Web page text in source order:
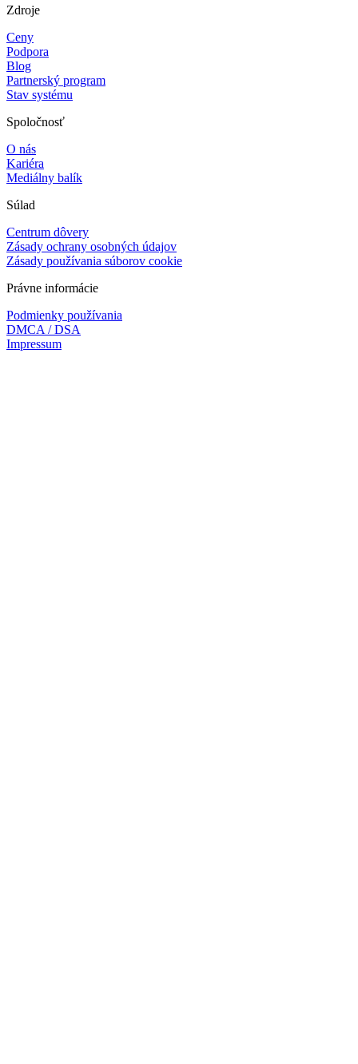
Zdroje
Ceny
Podpora
Blog
Partnerský program
Stav systému
Spoločnosť
O nás
Kariéra
Mediálny balík
Súlad
Centrum dôvery
Zásady ochrany osobných údajov
Zásady používania súborov cookie
Právne informácie
Podmienky používania
DMCA / DSA
Impressum